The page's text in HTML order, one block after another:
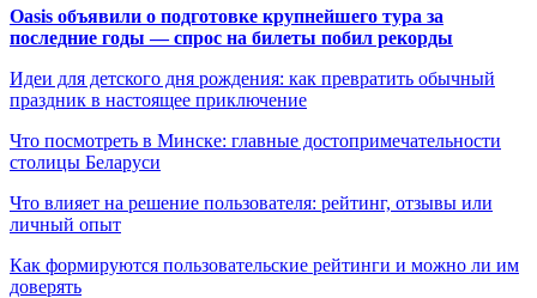
Oasis объявили о подготовке крупнейшего тура за
последние годы — спрос на билеты побил рекорды
Идеи для детского дня рождения: как превратить обычный
праздник в настоящее приключение
Что посмотреть в Минске: главные достопримечательности
столицы Беларуси
Что влияет на решение пользователя: рейтинг, отзывы или
личный опыт
Как формируются пользовательские рейтинги и можно ли им
доверять